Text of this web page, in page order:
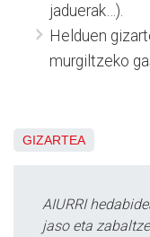
jaduerak…).
Helduen
murgiltzeko
GIZARTEA
AIURRI
jaso eta